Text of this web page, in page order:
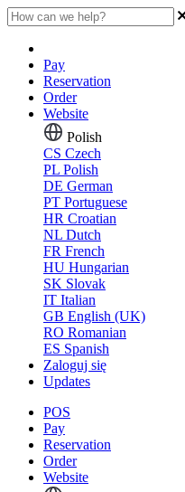
Pay
Reservation
Order
Website
Polish
CS Czech
PL Polish
DE German
PT Portuguese
HR Croatian
NL Dutch
FR French
HU Hungarian
SK Slovak
IT Italian
GB English (UK)
RO Romanian
ES Spanish
Zaloguj się
Updates
POS
Pay
Reservation
Order
Website